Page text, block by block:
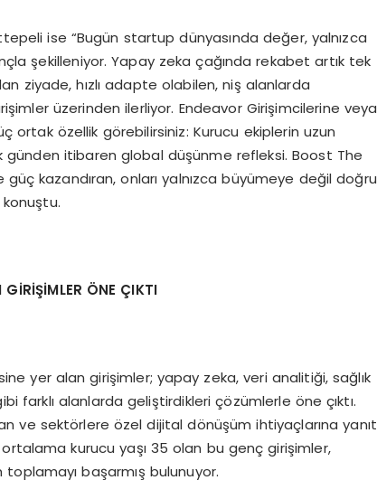
ise “Bugün startup dünyasında değer, yalnızca
şekilleniyor. Yapay zeka çağında rekabet artık tek
ziyade, hızlı adapte olabilen, niş alanlarda
üzerinden ilerliyor. Endeavor Girişimcilerine veya
ortak özellik görebilirsiniz: Kurucu ekiplerin uzun
itibaren global düşünme refleksi. Boost The
kazandıran, onları yalnızca büyümeye değil doğru
GİRİŞİMLER ÖNE ÇIKTI
yer alan girişimler; yapay zeka, veri analitiği, sağlık
farklı alanlarda geliştirdikleri çözümlerle öne çıktı.
ve sektörlere özel dijital dönüşüm ihtiyaçlarına yanıt
kurucu yaşı 35 olan bu genç girişimler,
başarmış bulunuyor.